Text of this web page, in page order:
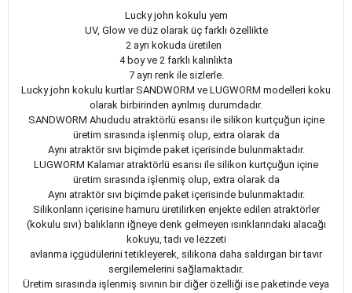
Lucky john kokulu yem
UV, Glow ve düz olarak üç farklı özellikte
2 ayrı kokuda üretilen
4 boy ve 2 farklı kalınlıkta
7 ayrı renk ile sizlerle.
Lucky john kokulu kurtlar SANDWORM ve LUGWORM modelleri koku
olarak birbirinden ayrılmış durumdadır.
SANDWORM Ahududu atraktörlü esansı ile silikon kurtçuğun içine
üretim sırasında işlenmiş olup, extra olarak da
Aynı atraktör sıvı biçimde paket içerisinde bulunmaktadır.
LUGWORM Kalamar atraktörlü esansı ile silikon kurtçuğun içine
üretim sırasında işlenmiş olup, extra olarak da
Aynı atraktör sıvı biçimde paket içerisinde bulunmaktadır.
Silikonların içerisine hamuru üretilirken enjekte edilen atraktörler
(kokulu sıvı) balıkların iğneye denk gelmeyen ısırıklarındaki alacağı
kokuyu, tadı ve lezzeti
avlanma içgüdülerini tetikleyerek, silikona daha saldırgan bir tavır
sergilemelerini sağlamaktadır.
Üretim sırasında işlenmiş sıvının bir diğer özelliği ise paketinde veya